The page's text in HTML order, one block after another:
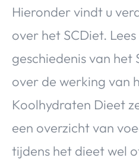
Hieronder vindt u
over het SCDiet.
geschiedenis van het
over de werking van
Koolhydraten Dieet
een overzicht van
tijdens het dieet wel